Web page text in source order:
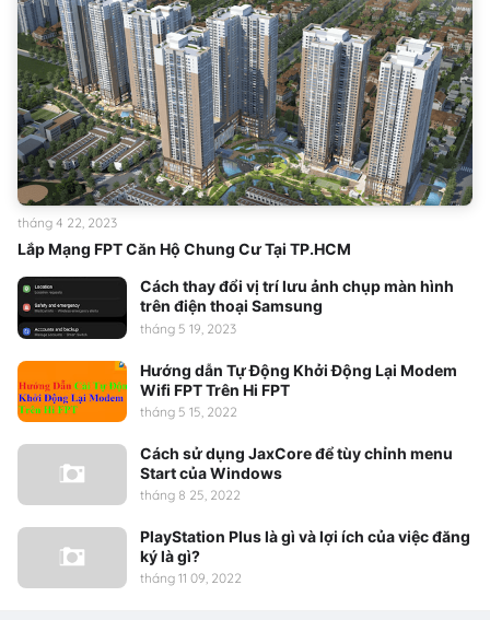
Lắp Mạng FPT Căn Hộ Chung Cư Tại TP.HCM
tháng 4 22, 2023
Cách thay đổi vị trí lưu ảnh chụp màn hình
trên điện thoại Samsung
tháng 5 19, 2023
Hướng dẫn Tự Động Khởi Động Lại Modem
Wifi FPT Trên Hi FPT
tháng 5 15, 2022
Cách sử dụng JaxCore để tùy chỉnh menu
Start của Windows
tháng 8 25, 2022
PlayStation Plus là gì và lợi ích của việc đăng
ký là gì?
tháng 11 09, 2022